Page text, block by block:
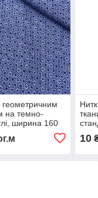
геометричним
на темно-
ширина 160
10